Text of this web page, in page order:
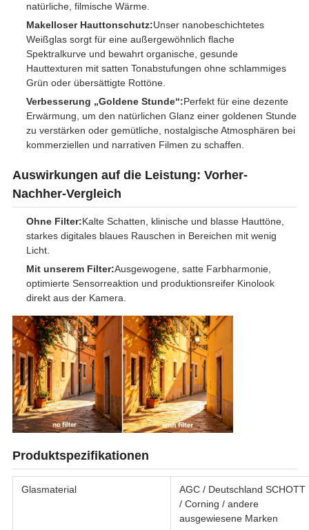
natürliche, filmische Wärme.
Makelloser Hauttonschutz:Unser nanobeschichtetes
Weißglas sorgt für eine außergewöhnlich flache
Spektralkurve und bewahrt organische, gesunde
Hauttexturen mit satten Tonabstufungen ohne schlammiges
Grün oder übersättigte Rottöne.
Verbesserung „Goldene Stunde“:Perfekt für eine dezente
Erwärmung, um den natürlichen Glanz einer goldenen Stunde
zu verstärken oder gemütliche, nostalgische Atmosphären bei
kommerziellen und narrativen Filmen zu schaffen.
Auswirkungen auf die Leistung: Vorher-
Nachher-Vergleich
Ohne Filter:Kalte Schatten, klinische und blasse Hauttöne,
starkes digitales blaues Rauschen in Bereichen mit wenig
Licht.
Mit unserem Filter:Ausgewogene, satte Farbharmonie,
optimierte Sensorreaktion und produktionsreifer Kinolook
direkt aus der Kamera.
Produktspezifikationen
Glasmaterial
AGC / Deutschland SCHOTT
/ Corning / andere
ausgewiesene Marken